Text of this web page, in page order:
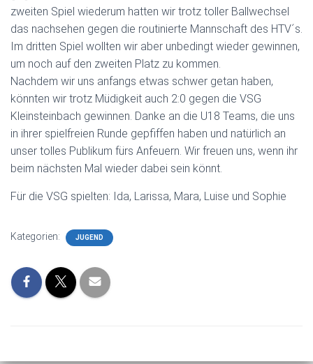
zweiten Spiel wiederum hatten wir trotz toller Ballwechsel
das nachsehen gegen die routinierte Mannschaft des HTV´s.
Im dritten Spiel wollten wir aber unbedingt wieder gewinnen,
um noch auf den zweiten Platz zu kommen.
Nachdem wir uns anfangs etwas schwer getan haben,
könnten wir trotz Müdigkeit auch 2:0 gegen die VSG
Kleinsteinbach gewinnen. Danke an die U18 Teams, die uns
in ihrer spielfreien Runde gepfiffen haben und natürlich an
unser tolles Publikum fürs Anfeuern. Wir freuen uns, wenn ihr
beim nächsten Mal wieder dabei sein könnt.
Für die VSG spielten: Ida, Larissa, Mara, Luise und Sophie
Kategorien: JUGEND